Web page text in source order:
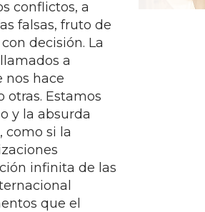
conflictos, a
falsas, fruto de
decisión. La
a
nos hace
Estamos
y la absurda
como si la
infinita de las
que el